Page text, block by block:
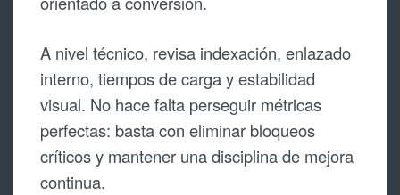
A nivel técnico, revisa indexación, enlazado
interno, tiempos de carga y estabilidad
visual. No hace falta perseguir métricas
perfectas: basta con eliminar bloqueos
críticos y mantener una disciplina de mejora
continua.